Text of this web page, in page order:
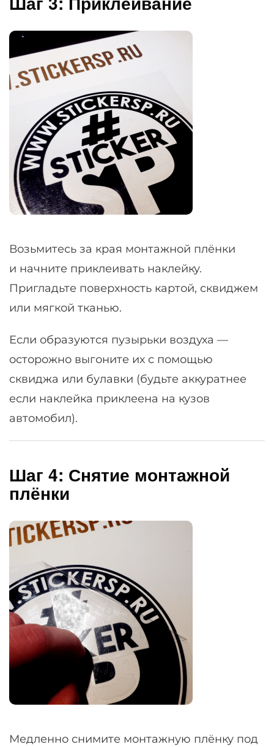
Возьмитесь за края монтажной плёнки
и начните приклеивать наклейку.
Пригладьте поверхность картой, сквиджем
или мягкой тканью.
Если образуются пузырьки воздуха —
осторожно выгоните их с помощью
сквиджа или булавки (будьте аккуратнее
если наклейка приклеена на кузов
автомобил).
Шаг 4: Снятие монтажной
плёнки
Медленно снимите монтажную плёнку под